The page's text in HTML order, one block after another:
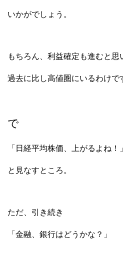
いかがでしょう。
もちろん、利益確定も進むと思
過去に比し高値圏にいるわけで
で
「日経平均株価、上がるよね！」
と見なすところ。
ただ、引き続き
「金融、銀行はどうかな？」